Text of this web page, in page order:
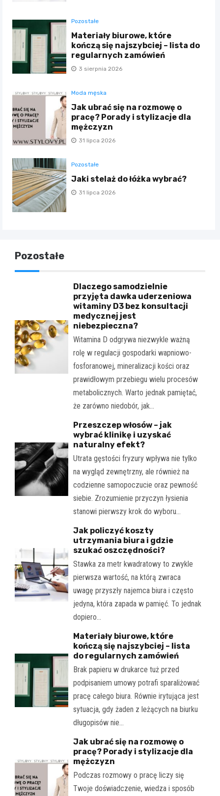
Pozostałe
Materiały biurowe, które
kończą się najszybciej – lista do
regularnych zamówień
3 sierpnia 2026
Moda męska
Jak ubrać się na rozmowę o
pracę? Porady i stylizacje dla
mężczyzn
31 lipca 2026
Pozostałe
Jaki stelaż do łóżka wybrać?
31 lipca 2026
Pozostałe
Dlaczego samodzielnie
przyjęta dawka uderzeniowa
witaminy D3 bez konsultacji
medycznej jest
niebezpieczna?
Witamina D odgrywa niezwykle ważną
rolę w regulacji gospodarki wapniowo-
fosforanowej, mineralizacji kości oraz
prawidłowym przebiegu wielu procesów
metabolicznych. Warto jednak pamiętać,
że zarówno niedobór, jak…
Przeszczep włosów – jak
wybrać klinikę i uzyskać
naturalny efekt?
Utrata gęstości fryzury wpływa nie tylko
na wygląd zewnętrzny, ale również na
codzienne samopoczucie oraz pewność
siebie. Zrozumienie przyczyn łysienia
stanowi pierwszy krok do wyboru…
Jak policzyć koszty
utrzymania biura i gdzie
szukać oszczędności?
Stawka za metr kwadratowy to zwykle
pierwsza wartość, na którą zwraca
uwagę przyszły najemca biura i często
jedyna, która zapada w pamięć. To jednak
dopiero…
Materiały biurowe, które
kończą się najszybciej – lista
do regularnych zamówień
Brak papieru w drukarce tuż przed
podpisaniem umowy potrafi sparaliżować
pracę całego biura. Równie irytująca jest
sytuacja, gdy żaden z leżących na biurku
długopisów nie…
Jak ubrać się na rozmowę o
pracę? Porady i stylizacje dla
mężczyzn
Podczas rozmowy o pracę liczy się
Twoje doświadczenie, wiedza i sposób